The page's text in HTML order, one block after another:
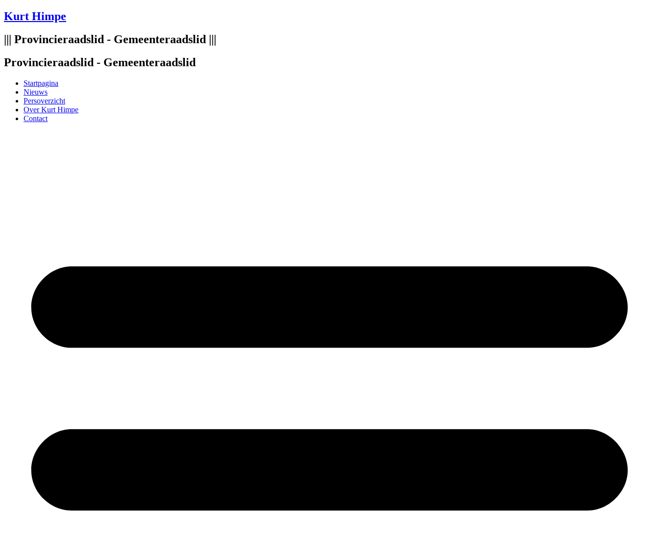
Spring
naar
inhoud
Kurt Himpe
||| Provincieraadslid - Gemeenteraadslid |||
Provincieraadslid - Gemeenteraadslid
Startpagina
Nieuws
Persoverzicht
Over Kurt Himpe
Contact